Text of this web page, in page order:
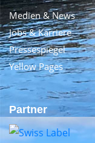
Medien & News
Jobs & Karriere
Pressespiegel
Yellow Pages
Partner